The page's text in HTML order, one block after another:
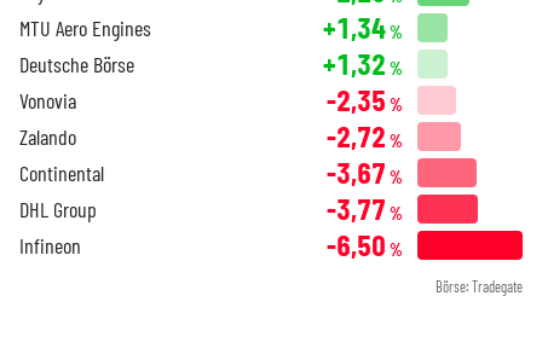
MTU Aero Engines +1,34%
Deutsche Börse +1,32 %
Vonovia -2,35 %
Zalando -2,72 %
Continental -3,67 %
DHL Group -3,77 %
Infineon -6,50 %
Börse: Tradegate